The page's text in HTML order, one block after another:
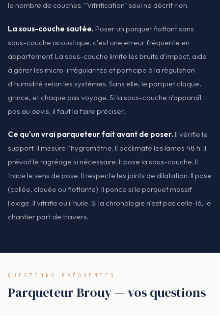
le nombre de couches. "Vitrification" seul ne décrit rien.
La sous-couche sautée. Poser un parquet flottant sans
sous-couche acoustique, c'est une erreur fréquente en
appartement. La sous-couche limite les bruits d'impact, aide
à gérer les micro-irrégularités et participe à la régulation
d'humidité selon les systèmes. Sans elle, le parquet claque,
grince, et chaque pas voyage. Si la sous-couche n'apparaît
pas au devis, il faut la faire préciser.
Ce qu'un vrai parqueteur fait avant de poser. Il vérifie le
support. Il mesure l'hygrométrie. Il acclimate les lames 48 h. Il
prévoit le ragréage si nécessaire. Il pose la sous-couche. Il
trace le sens de pose. Il respecte les joints de dilatation. Il pose
(collée, clouée ou flottante). Il ponce si le parquet massif
l'exige. Il vitrifie ou il huile. Si la chronologie n'est pas celle-là, le
chantier part de travers.
QUESTIONS FRÉQUENTES
Parqueteur Brouy — vos questions